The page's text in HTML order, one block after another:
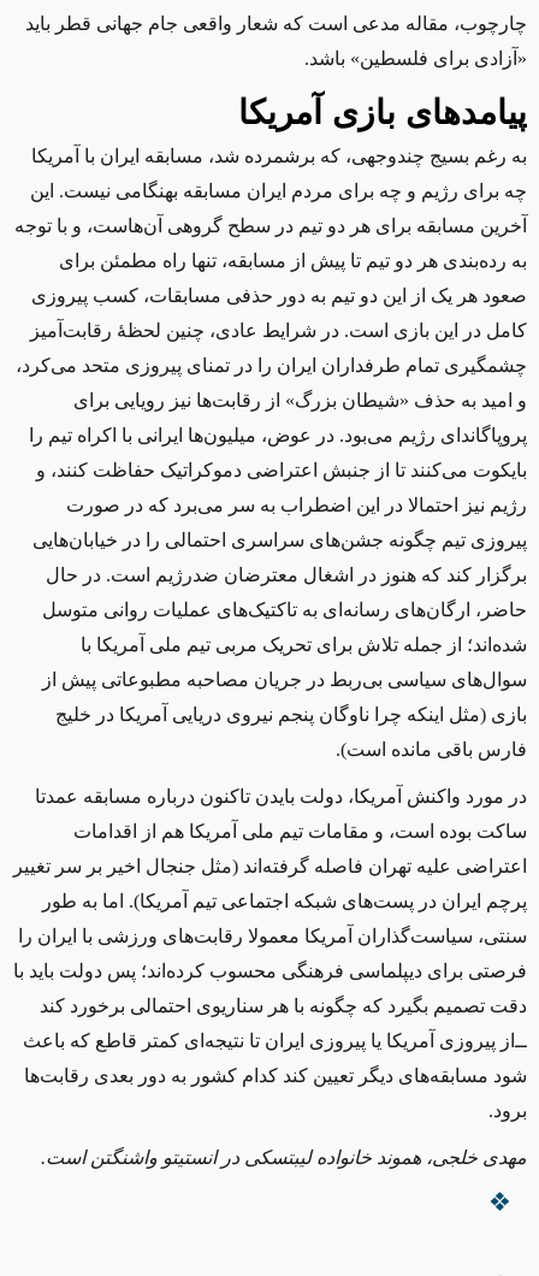
چارچوب، مقاله مدعی است که شعار واقعی جام جهانی قطر باید
«آزادی برای فلسطین» باشد.
پیامدهای بازی آمریکا
به رغم بسیج‌ چندوجهی، که برشمرده شد، مسابقه ایران با آمریکا
چه برای رژیم و چه برای مردم ایران مسابقه‌ بهنگامی نیست. این
آخرین مسابقه برای هر دو تیم در سطح گروهی آن‌هاست، و با توجه
به رده‌بندی هر دو تیم تا پیش از مسابقه، تنها راه مطمئن برای
صعود هر یک از این دو تیم به دور حذفی مسابقات، کسب پیروزی
کامل در این بازی است. در شرایط عادی، چنین لحظهٔ رقابت‌آمیز
چشمگیری تمام طرفداران ایران را در تمنای پیروزی متحد می‌کرد،
و امید به حذف «شیطان بزرگ» از رقابت‌ها نیز رویایی برای
پروپاگاندای رژیم می‌بود. در عوض، میلیون‌ها ایرانی با اکراه تیم را
بایکوت می‌کنند تا از جنبش اعتراضی دموکراتیک حفاظت کنند، و
رژیم نیز احتمالا در این اضطراب به سر می‌برد که در صورت
پیروزی تیم چگونه جشن‌های سراسری احتمالی را در خیابان‌هایی
برگزار کند که هنوز در اشغال معترضان ضدرژیم است. در حال
حاضر، ارگان‌های رسانه‌ای به تاکتیک‌های عملیات روانی متوسل
شده‌اند؛ از جمله تلاش برای تحریک مربی تیم ملی آمریکا با
سوال‌های سیاسی بی‌ربط در جریان مصاحبه مطبوعاتی پیش از
بازی (مثل اینکه چرا ناوگان پنجم نیروی دریایی آمریکا در خلیج
‌فارس باقی مانده است).
در مورد واکنش آمریکا، دولت بایدن تاکنون درباره مسابقه عمدتا
ساکت بوده است، و مقامات تیم ملی آمریکا هم از اقدامات
اعتراضی علیه تهران فاصله گرفته‌اند (مثل جنجال اخیر بر سر تغییر
پرچم ایران در پست‌های شبکه اجتماعی تیم آمریکا). اما به ‌طور
سنتی، سیاست‌گذاران آمریکا معمولا رقابت‌های ورزشی با ایران را
فرصتی برای دیپلماسی فرهنگی محسوب ‌کرده‌اند؛ پس دولت باید با
دقت تصمیم بگیرد که چگونه با هر سناریوی احتمالی برخورد کند
‌ــ‌از پیروزی آمریکا یا پیروزی ایران تا نتیجه‌ای کمتر قاطع که باعث
شود مسابقه‌های دیگر تعیین کند کدام کشور به دور بعدی رقابت‌ها
برود.
مهدی خلجی، هموند خانواده لیبتسکی در انستیتو واشنگتن است.